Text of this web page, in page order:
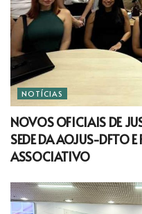
NOTÍCIAS
NOVOS OFICIAIS DE
SEDE DA AOJUS-DFTO
ASSOCIATIVO